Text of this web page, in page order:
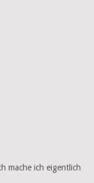
mache ich eigentlich